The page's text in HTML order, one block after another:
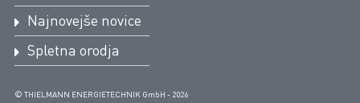
Najnovejše novice
Spletna orodja
© THIELMANN ENERGIETECHNIK GmbH - 2026